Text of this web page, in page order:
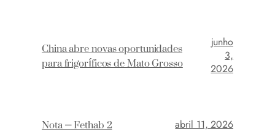
China abre novas oportunidades
para frigoríficos de Mato Grosso
junho
3,
2026
Nota – Fethab 2 abril 11, 2026